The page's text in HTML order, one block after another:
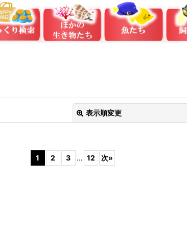
表示順変更
1 2 3 ... 12 次»